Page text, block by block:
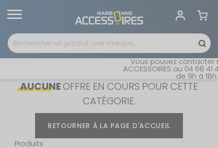
Vous pouvez contacter
ACCESSOIRES au 04 68
de 9h à 18h
AUCUNEOFFRE EN COURS POUR CETTE
CATÉGORIE.
RETOURNER À LA PAGE D'ACCUEIL
Produits